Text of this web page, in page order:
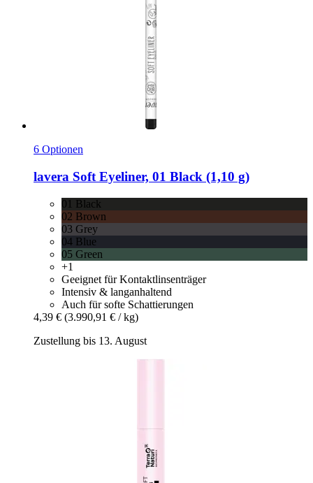
6 Optionen
lavera Soft Eyeliner, 01 Black (1,10 g)
01 Black
02 Brown
03 Grey
04 Blue
05 Green
+1
Geeignet für Kontaktlinsenträger
Intensiv & langanhaltend
Auch für softe Schattierungen
4,39 € (3.990,91 € / kg)
Zustellung bis 13. August